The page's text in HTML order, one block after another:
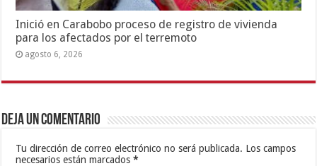
Inició en Carabobo proceso de registro de vivienda
para los afectados por el terremoto
agosto 6, 2026
Deja un comentario
Tu dirección de correo electrónico no será publicada. Los campos
necesarios están marcados*